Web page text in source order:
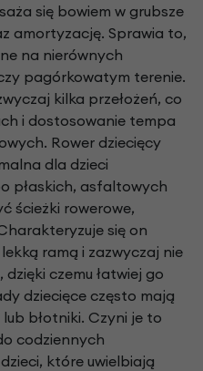
się bowiem w grubsze
amortyzację. Sprawia to,
na nierównych
pagórkowatym terenie.
kilka przełożeń, co
i dostosowanie tempa
Rower dziecięcy
dla dzieci
płaskich, asfaltowych
ścieżki rowerowe,
się on
ramą i zazwyczaj nie
czemu łatwiej go
dziecięce często mają
błotniki. Czyni je to
codziennych
które uwielbiają